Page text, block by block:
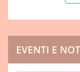
EVENTI E